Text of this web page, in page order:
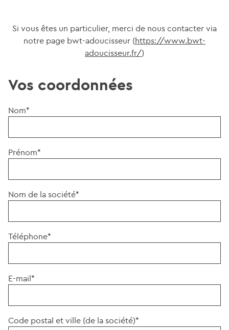
Si vous êtes un particulier, merci de nous contacter via
notre page bwt-adoucisseur (https://www.bwt-
adoucisseur.fr/)
Vos coordonnées
Nom*
Prénom*
Nom de la société*
Téléphone*
E-mail*
Code postal et ville (de la société)*